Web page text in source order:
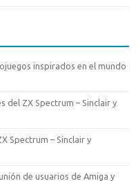
inspirados en el mundo
del ZX Spectrum – Sinclair y
Spectrum – Sinclair y
de usuarios de Amiga y